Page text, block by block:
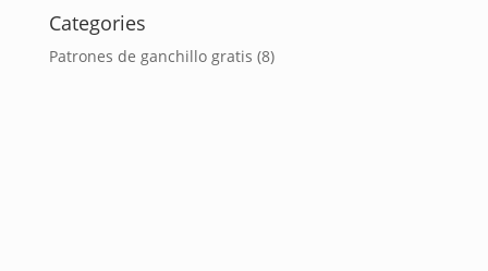
Categories
Patrones de ganchillo gratis (8)